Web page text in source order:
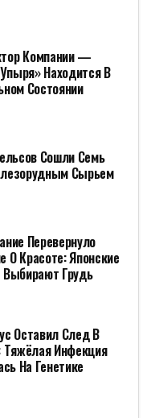
Компании —
Находится В
Состоянии
Сошли Семь
Сырьем
Перевернуло
О Красоте: Японские
Грудь
Оставил След В
Тяжёлая Инфекция
На Генетике